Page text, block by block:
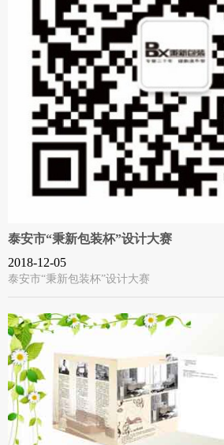
泰安市“秉新包装杯”设计大赛
2018-12-05
泰安市“秉新包装杯”设计大赛